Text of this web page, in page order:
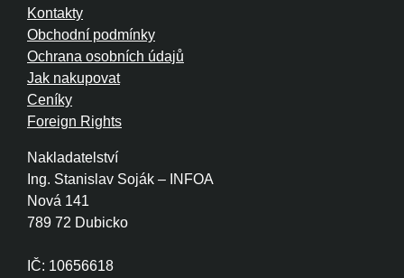
Nakladatelství
Ing. Stanislav Soják – INFOA
Nová 141
789 72 Dubicko
IČ: 10656618
Kontakty
Obchodní podmínky
Ochrana osobních údajů
Jak nakupovat
Ceníky
Foreign Rights